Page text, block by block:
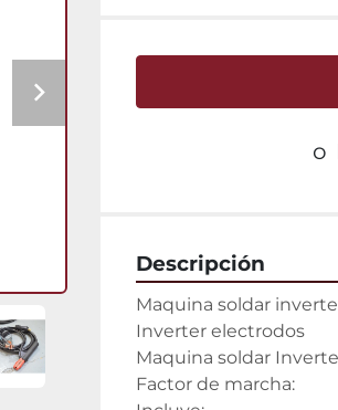
o
Descripción
Maquina soldar
Inverter electrodos
Maquina soldar
Factor de marcha: